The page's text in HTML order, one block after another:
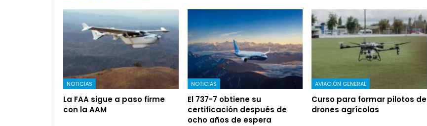
NOTICIAS
La FAA sigue a paso firme
con la AAM
NOTICIAS
El 737-7 obtiene su
certificación después de
ocho años de espera
AVIACIÓN GENERAL
Curso para formar pilotos de
drones agrícolas